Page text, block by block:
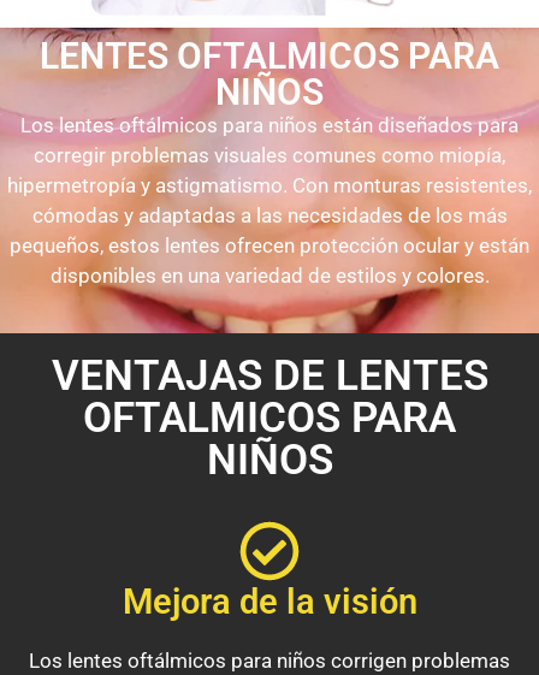
LENTES OFTALMICOS PARA
NIÑOS
Los lentes oftálmicos para niños están diseñados para
corregir problemas visuales comunes como miopía,
hipermetropía y astigmatismo. Con monturas resistentes,
cómodas y adaptadas a las necesidades de los más
pequeños, estos lentes ofrecen protección ocular y están
disponibles en una variedad de estilos y colores.
VENTAJAS DE LENTES
OFTALMICOS PARA
NIÑOS
Mejora de la visión
Los lentes oftálmicos para niños corrigen problemas